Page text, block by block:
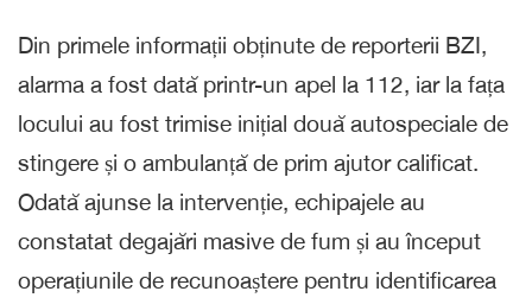
Din primele informații obținute de reporterii BZI,
alarma a fost dată printr-un apel la 112, iar la fața
locului au fost trimise inițial două autospeciale de
stingere și o ambulanță de prim ajutor calificat.
Odată ajunse la intervenție, echipajele au
constatat degajări masive de fum și au început
operațiunile de recunoaștere pentru identificarea